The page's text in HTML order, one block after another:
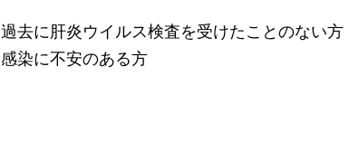
過去に肝炎ウイルス検査を受けたことのない方
感染に不安のある方